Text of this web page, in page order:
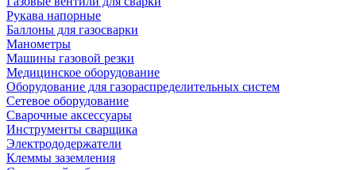
Рукава напорные
Баллоны для газосварки
Манометры
Машины газовой резки
Медицинское оборудование
Оборудование для газораспределительных систем
Сетевое оборудование
Сварочные аксессуары
Инструменты сварщика
Электрододержатели
Клеммы заземления